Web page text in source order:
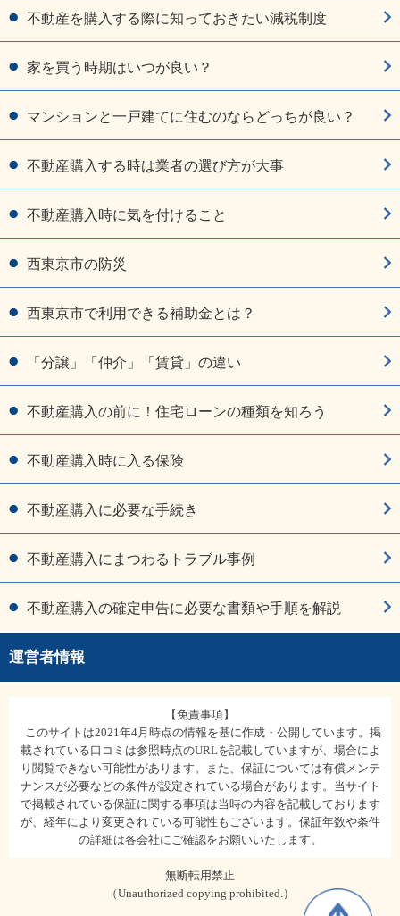
不動産を購入する際に知っておきたい減税制度
家を買う時期はいつが良い？
マンションと一戸建てに住むのならどっちが良い？
不動産購入する時は業者の選び方が大事
不動産購入時に気を付けること
西東京市の防災
西東京市で利用できる補助金とは？
「分譲」「仲介」「賃貸」の違い
不動産購入の前に！住宅ローンの種類を知ろう
不動産購入時に入る保険
不動産購入に必要な手続き
不動産購入にまつわるトラブル事例
不動産購入の確定申告に必要な書類や手順を解説
運営者情報
【免責事項】
このサイトは2021年4月時点の情報を基に作成・公開しています。掲
載されている口コミは参照時点のURLを記載していますが、場合によ
り閲覧できない可能性があります。また、保証については有償メンテ
ナンスが必要などの条件が設定されている場合があります。当サイト
で掲載されている保証に関する事項は当時の内容を記載しております
が、経年により変更されている可能性もございます。保証年数や条件
の詳細は各会社にご確認をお願いいたします。
無断転用禁止
（Unauthorized copying prohibited.）